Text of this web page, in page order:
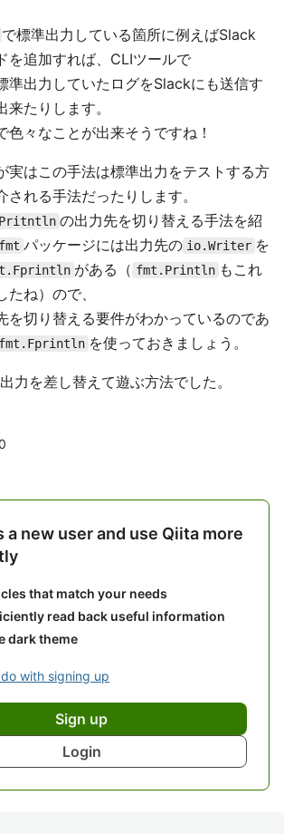
で標準出力している箇所に例えばSlack
を追加すれば、CLIツールで
準出力していたログをSlackにも送信す
たりします。
色々なことが出来そうですね！
実はこの手法は標準出力をテストする方
される手法だったりします。
の出力先を切り替える手法を紹
fmt パッケージには出力先の io.Writer を
がある（ fmt.Println もこれ
ね）ので、
を切り替える要件がわかっているのであ
fmt.Fprintln を使っておきましょう。
力を差し替えて遊ぶ方法でした。
a new user and use Qiita more
that match your needs
read back useful information
dark theme
with signing up
Sign up
Login